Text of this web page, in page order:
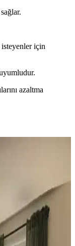
için
azaltma
Uyumu ve
Yöntemleri
görsel rekabete
ile renkler
Renk
İncelemesi